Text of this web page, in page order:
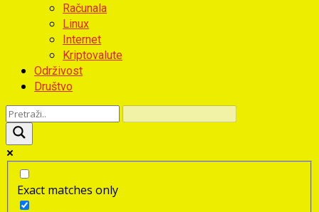
Računala
Linux
Internet
Kriptovalute
Održivost
Društvo
Exact matches only